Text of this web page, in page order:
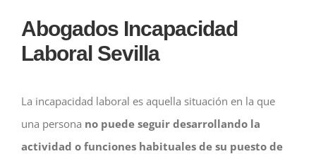
Abogados Incapacidad
Laboral Sevilla
La incapacidad laboral es aquella situación en la que
una persona no puede seguir desarrollando la
actividad o funciones habituales de su puesto de